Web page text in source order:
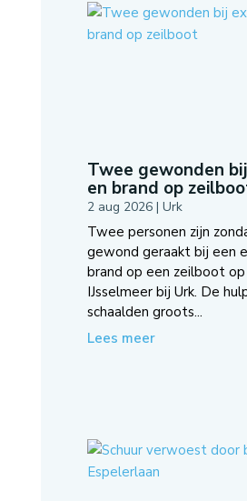
Twee gewonden
en brand op
2 aug 2026| Urk
Twee personen zijn
gewond geraakt bij een
brand op een zeilboot
IJsselmeer bij Urk. De
schaalden groots...
Lees meer